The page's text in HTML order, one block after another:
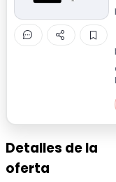
Detalles de la
oferta